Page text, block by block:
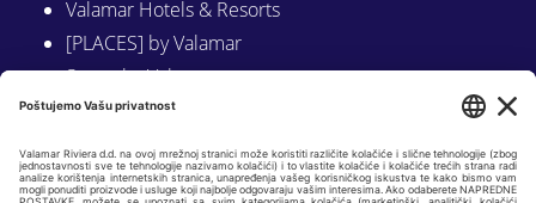
Valamar Hotels & Resorts
[PLACES] by Valamar
Sunny by Valamar
Valamar Camping
Istraži na Valamar.com